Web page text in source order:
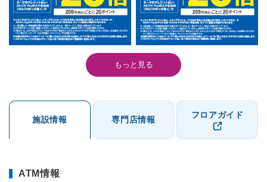
もっと見る
施設情報 専門店情報 フロアガイド
ATM情報